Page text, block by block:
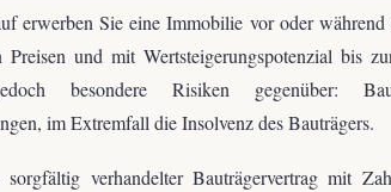
erwerben Sie eine Immobilie vor oder während
und mit Wertsteigerungspotenzial bis
besondere Risiken gegenüber:
im Extremfall die Insolvenz des Bauträgers.
verhandelter Bauträgervertrag mit